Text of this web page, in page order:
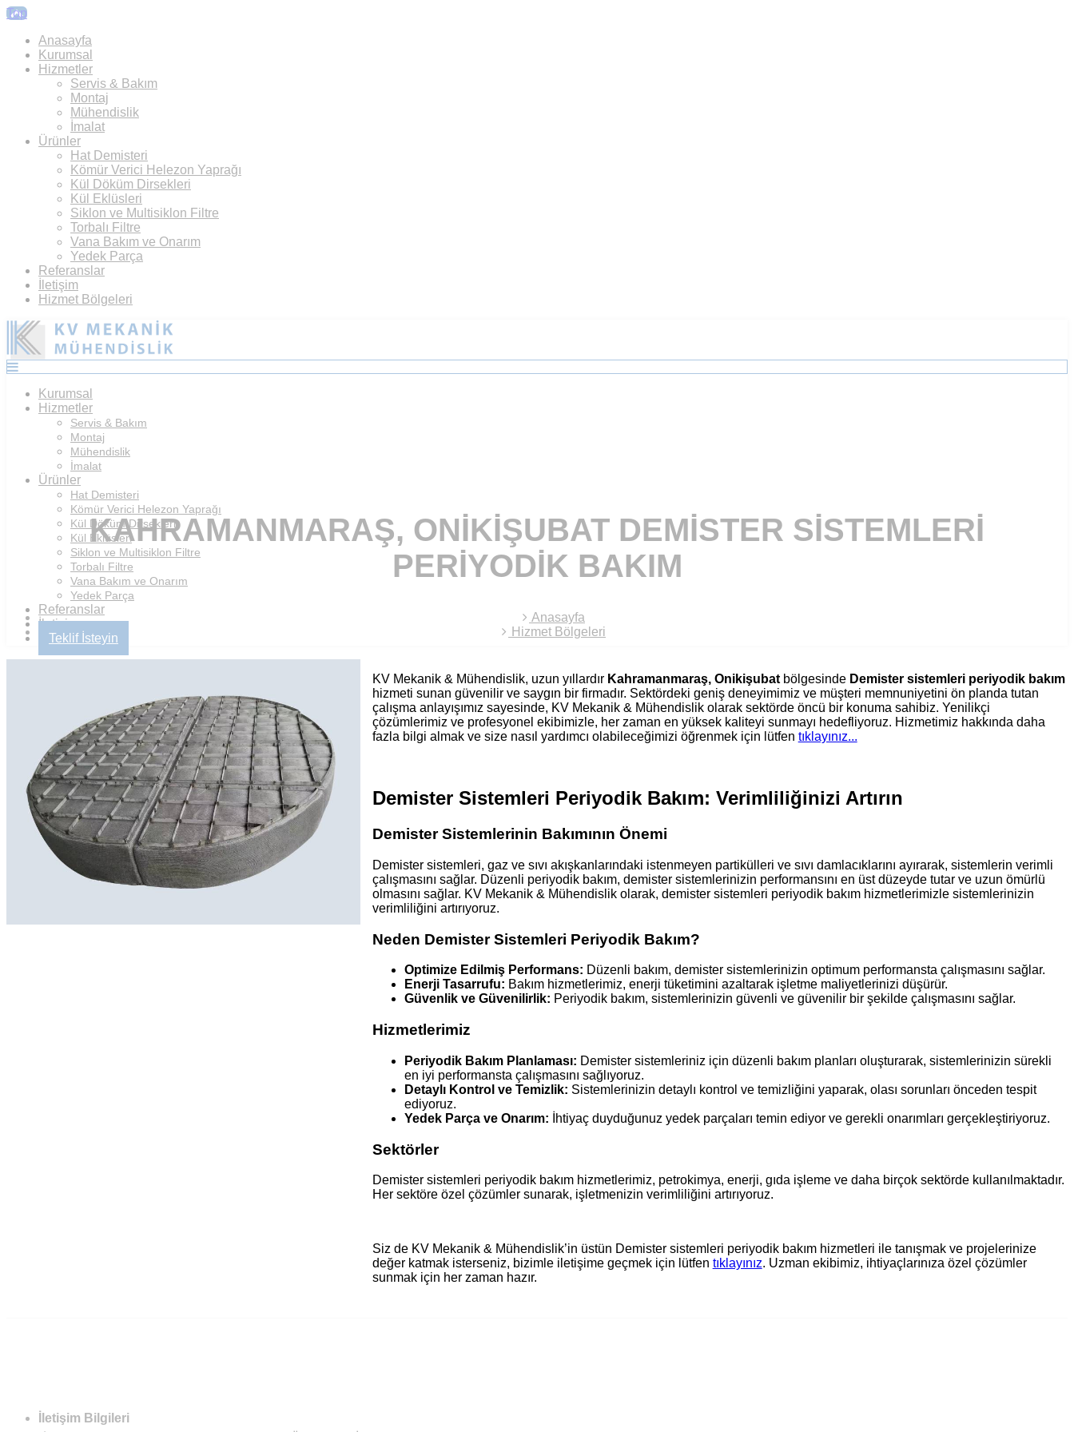
Top
Anasayfa
Kurumsal
Hizmetler
Servis & Bakım
Montaj
Mühendislik
İmalat
Ürünler
Hat Demisteri
Kömür Verici Helezon Yaprağı
Kül Döküm Dirsekleri
Kül Eklüsleri
Siklon ve Multisiklon Filtre
Torbalı Filtre
Vana Bakım ve Onarım
Yedek Parça
Referanslar
İletişim
Hizmet Bölgeleri
Kurumsal
Hizmetler
Servis & Bakım
Montaj
Mühendislik
İmalat
Ürünler
Hat Demisteri
Kömür Verici Helezon Yaprağı
Kül Döküm Dirsekleri
Kül Eklüsleri
Siklon ve Multisiklon Filtre
Torbalı Filtre
Vana Bakım ve Onarım
Yedek Parça
Referanslar
İletişim
Teklif İsteyin
KAHRAMANMARAŞ, ONIKIŞUBAT DEMISTER SISTEMLERI
PERIYODIK BAKIM
Anasayfa
Hizmet Bölgeleri
KV Mekanik & Mühendislik, uzun yıllardır Kahramanmaraş, Onikişubatbölgesinde Demister sistemleri periyodik bakım
hizmeti sunan güvenilir ve saygın bir firmadır. Sektördeki geniş deneyimimiz ve müşteri memnuniyetini ön planda tutan
çalışma anlayışımız sayesinde, KV Mekanik & Mühendislik olarak sektörde öncü bir konuma sahibiz. Yenilikçi
çözümlerimiz ve profesyonel ekibimizle, her zaman en yüksek kaliteyi sunmayı hedefliyoruz. Hizmetimiz hakkında daha
fazla bilgi almak ve size nasıl yardımcı olabileceğimizi öğrenmek için lütfen tıklayınız...
Demister Sistemleri Periyodik Bakım: Verimliliğinizi Artırın
Demister Sistemlerinin Bakımının Önemi
Demister sistemleri, gaz ve sıvı akışkanlarındaki istenmeyen partikülleri ve sıvı damlacıklarını ayırarak, sistemlerin verimli
çalışmasını sağlar. Düzenli periyodik bakım, demister sistemlerinizin performansını en üst düzeyde tutar ve uzun ömürlü
olmasını sağlar. KV Mekanik & Mühendislik olarak, demister sistemleri periyodik bakım hizmetlerimizle sistemlerinizin
verimliliğini artırıyoruz.
Neden Demister Sistemleri Periyodik Bakım?
Optimize Edilmiş Performans: Düzenli bakım, demister sistemlerinizin optimum performansta çalışmasını sağlar.
Enerji Tasarrufu: Bakım hizmetlerimiz, enerji tüketimini azaltarak işletme maliyetlerinizi düşürür.
Güvenlik ve Güvenilirlik: Periyodik bakım, sistemlerinizin güvenli ve güvenilir bir şekilde çalışmasını sağlar.
Hizmetlerimiz
Periyodik Bakım Planlaması: Demister sistemleriniz için düzenli bakım planları oluşturarak, sistemlerinizin sürekli
en iyi performansta çalışmasını sağlıyoruz.
Detaylı Kontrol ve Temizlik: Sistemlerinizin detaylı kontrol ve temizliğini yaparak, olası sorunları önceden tespit
ediyoruz.
Yedek Parça ve Onarım: İhtiyaç duyduğunuz yedek parçaları temin ediyor ve gerekli onarımları gerçekleştiriyoruz.
Sektörler
Demister sistemleri periyodik bakım hizmetlerimiz, petrokimya, enerji, gıda işleme ve daha birçok sektörde kullanılmaktadır.
Her sektöre özel çözümler sunarak, işletmenizin verimliliğini artırıyoruz.
Siz de KV Mekanik & Mühendislik’in üstün Demister sistemleri periyodik bakım hizmetleri ile tanışmak ve projelerinize
değer katmak isterseniz, bizimle iletişime geçmek için lütfen tıklayınız. Uzman ekibimiz, ihtiyaçlarınıza özel çözümler
sunmak için her zaman hazır.
İletişim Bilgileri